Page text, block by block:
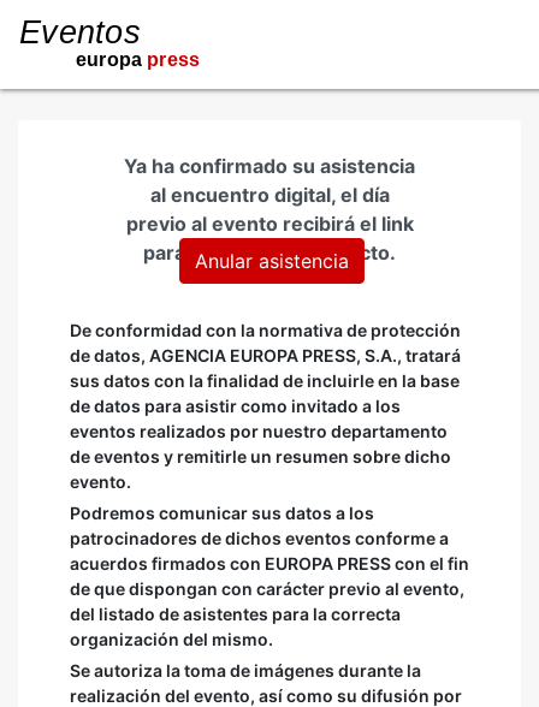
Ya ha confirmado su asistencia
al encuentro digital, el día
previo al evento recibirá el link
para conectarse al directo.
De conformidad con la normativa de protección
de datos, AGENCIA EUROPA PRESS, S.A., tratará
sus datos con la finalidad de incluirle en la base
de datos para asistir como invitado a los
eventos realizados por nuestro departamento
de eventos y remitirle un resumen sobre dicho
evento.
Podremos comunicar sus datos a los
patrocinadores de dichos eventos conforme a
acuerdos firmados con EUROPA PRESS con el fin
de que dispongan con carácter previo al evento,
del listado de asistentes para la correcta
organización del mismo.
Se autoriza la toma de imágenes durante la
realización del evento, así como su difusión por